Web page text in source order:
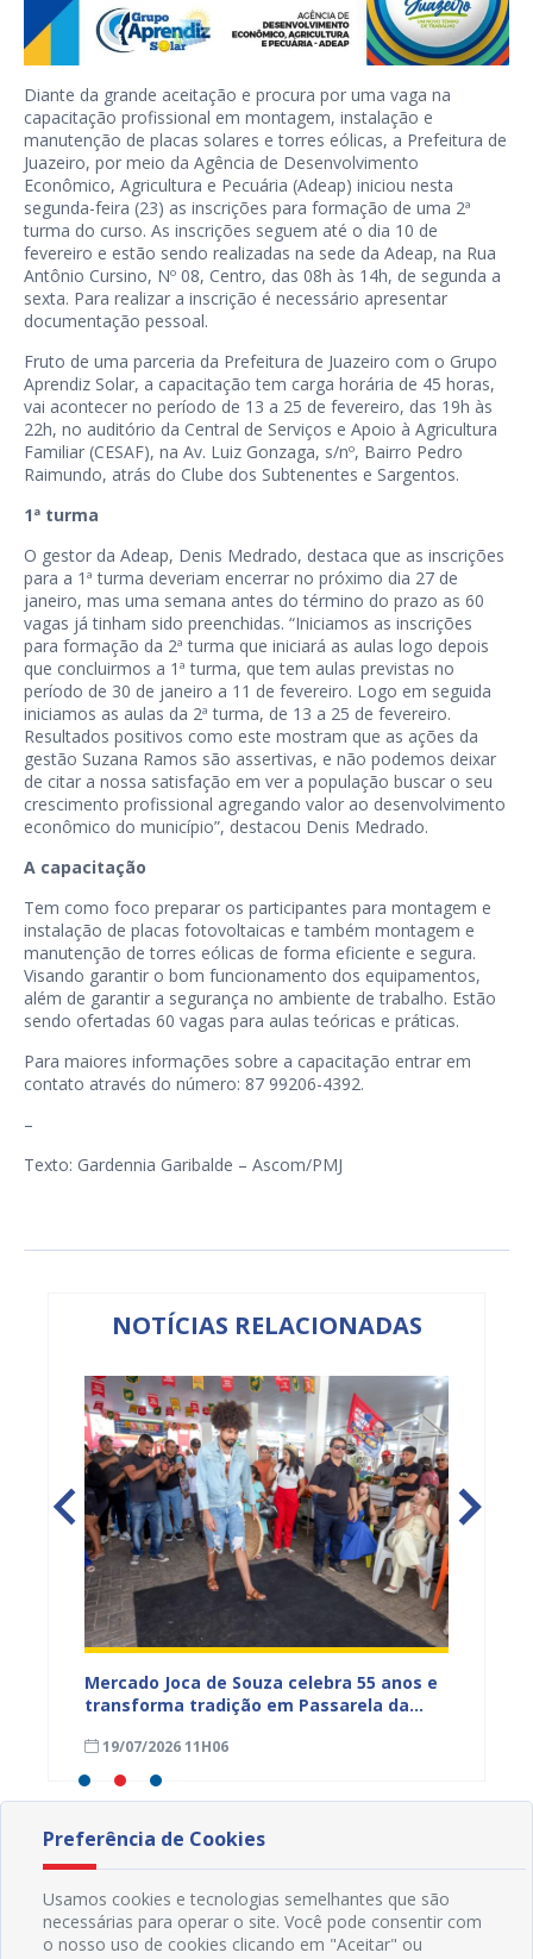
Diante da grande aceitação e procura por uma vaga na
capacitação profissional em montagem, instalação e
manutenção de placas solares e torres eólicas, a Prefeitura de
Juazeiro, por meio da Agência de Desenvolvimento
Econômico, Agricultura e Pecuária (Adeap) iniciou nesta
segunda-feira (23) as inscrições para formação de uma 2ª
turma do curso. As inscrições seguem até o dia 10 de
fevereiro e estão sendo realizadas na sede da Adeap, na Rua
Antônio Cursino, Nº 08, Centro, das 08h às 14h, de segunda a
sexta. Para realizar a inscrição é necessário apresentar
documentação pessoal.
Fruto de uma parceria da Prefeitura de Juazeiro com o Grupo
Aprendiz Solar, a capacitação tem carga horária de 45 horas,
vai acontecer no período de 13 a 25 de fevereiro, das 19h às
22h, no auditório da Central de Serviços e Apoio à Agricultura
Familiar (CESAF), na Av. Luiz Gonzaga, s/nº, Bairro Pedro
Raimundo, atrás do Clube dos Subtenentes e Sargentos.
1ª turma
O gestor da Adeap, Denis Medrado, destaca que as inscrições
para a 1ª turma deveriam encerrar no próximo dia 27 de
janeiro, mas uma semana antes do término do prazo as 60
vagas já tinham sido preenchidas. “Iniciamos as inscrições
para formação da 2ª turma que iniciará as aulas logo depois
que concluirmos a 1ª turma, que tem aulas previstas no
período de 30 de janeiro a 11 de fevereiro. Logo em seguida
iniciamos as aulas da 2ª turma, de 13 a 25 de fevereiro.
Resultados positivos como este mostram que as ações da
gestão Suzana Ramos são assertivas, e não podemos deixar
de citar a nossa satisfação em ver a população buscar o seu
crescimento profissional agregando valor ao desenvolvimento
econômico do município”, destacou Denis Medrado.
A capacitação
Tem como foco preparar os participantes para montagem e
instalação de placas fotovoltaicas e também montagem e
manutenção de torres eólicas de forma eficiente e segura.
Visando garantir o bom funcionamento dos equipamentos,
além de garantir a segurança no ambiente de trabalho. Estão
sendo ofertadas 60 vagas para aulas teóricas e práticas.
Para maiores informações sobre a capacitação entrar em
contato através do número: 87 99206-4392.
–
Texto: Gardennia Garibalde – Ascom/PMJ
NOTÍCIAS RELACIONADAS
Mercado Joca de Souza celebra 55 anos e
transforma tradição em Passarela da
de Juazeiro
19/07/2026 11H06
Preferência de Cookies
Usamos cookies e tecnologias semelhantes que são
necessárias para operar o site. Você pode consentir com
o nosso uso de cookies clicando em "Aceitar" ou